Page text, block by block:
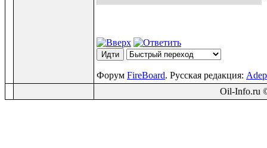
Форум FireBoard. Русская редакция:
Oil-Info.ru